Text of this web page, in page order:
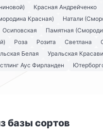
Красная Андрейченко
Красная) Натали
Осиповская Памятная
Роза Розита Светлана
Белая Уральская
Аус Фирланден
базы сортов